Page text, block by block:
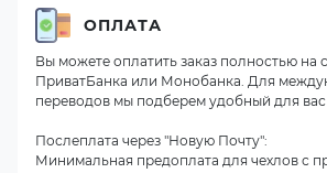
ОПЛАТА
Вы можете оплатить заказ полностью на
ПриватБанка или Монобанка. Для
переводов мы подберем удобный для
Послеплата через "Новую Почту":
Минимальная предоплата для чехлов с